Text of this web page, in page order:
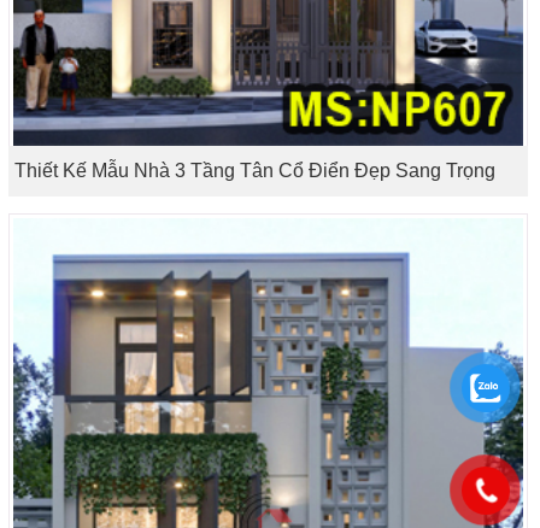
Thiết Kế Mẫu Nhà 3 Tầng Tân Cổ Điển Đẹp Sang Trọng